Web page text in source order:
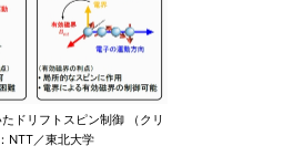
ドリフトスピン制御 （クリ
NTT／東北大学